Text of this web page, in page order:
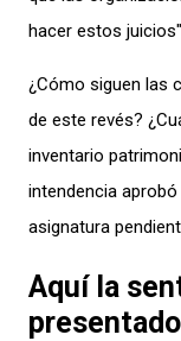
hacer estos
¿Cómo siguen las
de este revés?
inventario
intendencia
asignatura
Aquí la